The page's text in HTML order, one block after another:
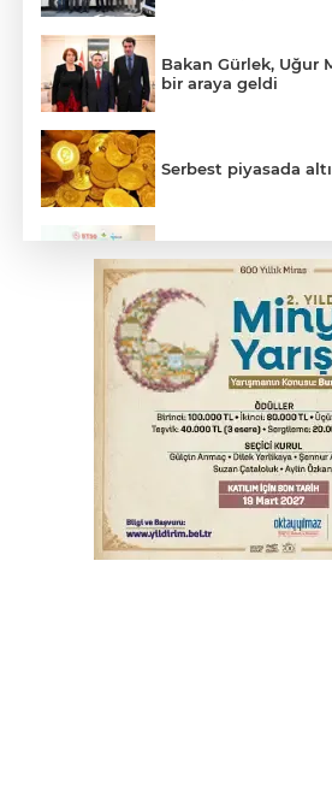
Bakan Gürlek, Uğur
bir araya geldi
Serbest piyasada
Osmangazi’de iş
Osmangazi’de
Bursa’da bugün
MSB: YAŞ kararları
milletimize hayırlı